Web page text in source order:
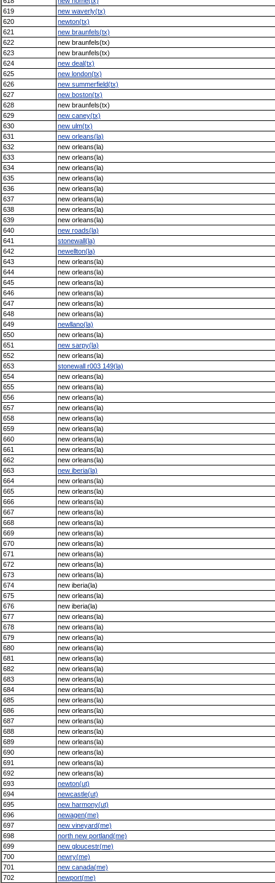
619
new waverly(tx)
620
newton(tx)
621
new braunfels(tx)
622
new braunfels(tx)
623
new braunfels(tx)
624
new deal(tx)
625
new london(tx)
626
new summerfield(tx)
627
new boston(tx)
628
new braunfels(tx)
629
new caney(tx)
630
new ulm(tx)
631
new orleans(la)
632
new orleans(la)
633
new orleans(la)
634
new orleans(la)
635
new orleans(la)
636
new orleans(la)
637
new orleans(la)
638
new orleans(la)
639
new orleans(la)
640
new roads(la)
641
stonewall(la)
642
newellton(la)
643
new orleans(la)
644
new orleans(la)
645
new orleans(la)
646
new orleans(la)
647
new orleans(la)
648
new orleans(la)
649
newllano(la)
650
new orleans(la)
651
new sarpy(la)
652
new orleans(la)
653
stonewall r003 149(la)
654
new orleans(la)
655
new orleans(la)
656
new orleans(la)
657
new orleans(la)
658
new orleans(la)
659
new orleans(la)
660
new orleans(la)
661
new orleans(la)
662
new orleans(la)
663
new iberia(la)
664
new orleans(la)
665
new orleans(la)
666
new orleans(la)
667
new orleans(la)
668
new orleans(la)
669
new orleans(la)
670
new orleans(la)
671
new orleans(la)
672
new orleans(la)
673
new orleans(la)
674
new iberia(la)
675
new orleans(la)
676
new iberia(la)
677
new orleans(la)
678
new orleans(la)
679
new orleans(la)
680
new orleans(la)
681
new orleans(la)
682
new orleans(la)
683
new orleans(la)
684
new orleans(la)
685
new orleans(la)
686
new orleans(la)
687
new orleans(la)
688
new orleans(la)
689
new orleans(la)
690
new orleans(la)
691
new orleans(la)
692
new orleans(la)
693
newton(ut)
694
newcastle(ut)
695
new harmony(ut)
696
newagen(me)
697
new vineyard(me)
698
north new portland(me)
699
new gloucestr(me)
700
newry(me)
701
new canada(me)
702
newport(me)